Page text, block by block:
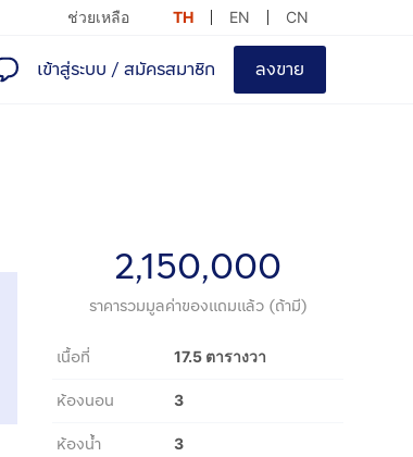
ช่วยเหลือ TH EN CN
เข้าสู่ระบบ / สมัครสมาชิก ลงขาย
2,150,000
ราคารวมมูลค่าของแถมแล้ว (ถ้ามี)
เนื้อที่ 17.5 ตารางวา
ห้องนอน 3
ห้องน้ำ 3